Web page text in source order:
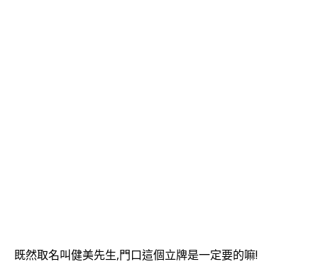
既然取名叫健美先生,門口這個立牌是一定要的嘛!